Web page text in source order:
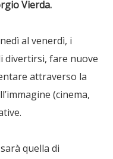
Vierda.
al venerdì, i
divertirsi, fare nuove
attraverso la
(cinema,
quella di